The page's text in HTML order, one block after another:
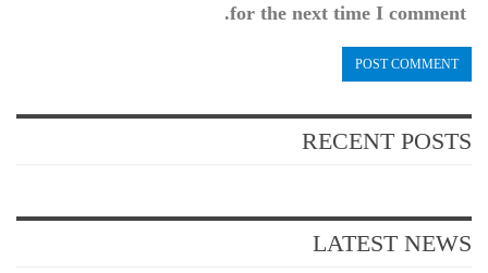
for the next time I comment.
RECENT POSTS
LATEST NEWS